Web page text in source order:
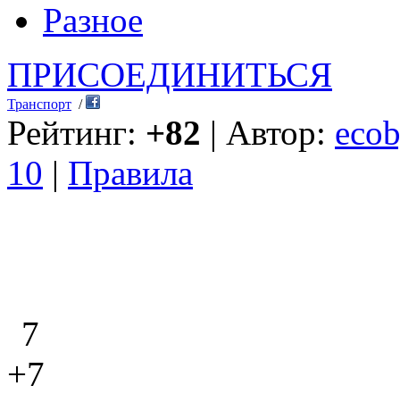
Разное
ПРИСОЕДИНИТЬСЯ
Транспорт /
Рейтинг: +82 | Автор:
10 | Правила
7
+7